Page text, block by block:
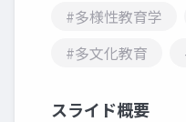
#多様性教育学
#多文化教育
スライド概要